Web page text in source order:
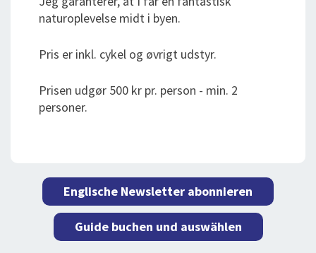
naturoplevelse midt i byen.
Pris er inkl. cykel og øvrigt udstyr.
Prisen udgør 500 kr pr. person - min. 2
personer.
Englische Newsletter abonnieren
Guide buchen und auswählen